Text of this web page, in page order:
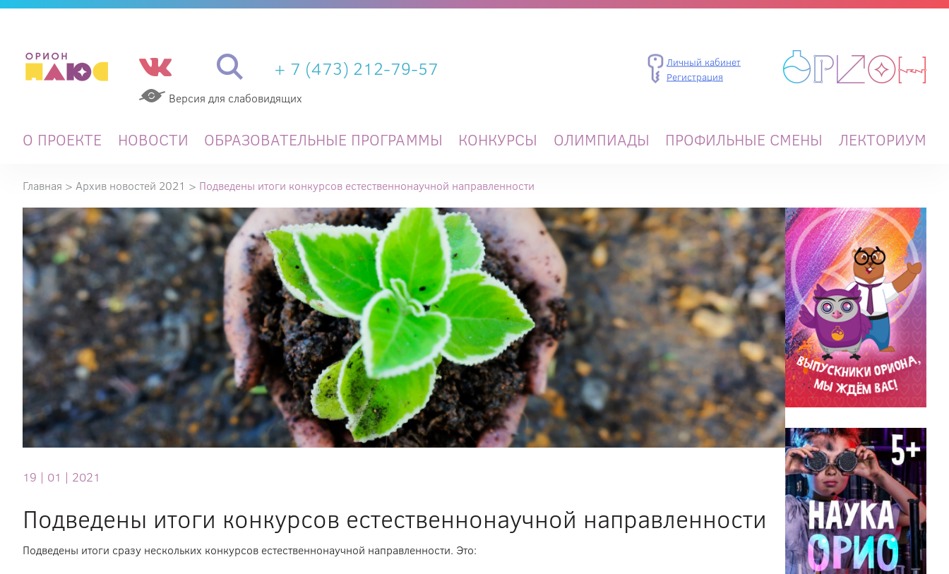
Версия для слабовидящих
+ 7 (473) 212-79-57
Личный кабинет
Регистрация
О ПРОЕКТЕ НОВОСТИ ОБРАЗОВАТЕЛЬНЫЕ ПРОГРАММЫ КОНКУРСЫ ОЛИМПИАДЫ ПРОФИЛЬНЫЕ СМЕНЫ ЛЕКТОРИУМ
Главная > Архив новостей 2021 > Подведены итоги конкурсов естественнонаучной направленности
19 | 01 | 2021
Подведены итоги конкурсов естественнонаучной направленности
Подведены итоги сразу нескольких конкурсов естественнонаучной направленности. Это: